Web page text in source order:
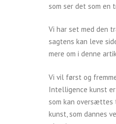
som ser det som
Vi har set med den
sagtens kan leve
mere om i denne
Vi vil først og
Intelligence kunst
som kan
kunst, som dannes